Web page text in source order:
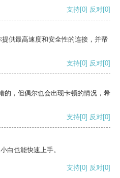
支持[0] 反对[0]
供最高速度和安全性的连接，并帮
支持[0] 反对[0]
的，但偶尔也会出现卡顿的情况，希
支持[0] 反对[0]
白也能快速上手。
支持[0] 反对[0]